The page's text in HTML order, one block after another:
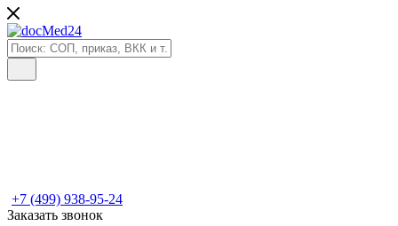
+7 (499) 938-95-24
Заказать звонок